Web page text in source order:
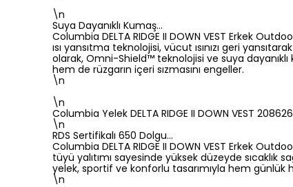
\n
Suya Dayanıklı Kumaş…
Columbia DELTA RIDGE II DOWN VEST Erkek
ısı yansıtma teknolojisi, vücut ısınızı geri
olarak, Omni-Shield™ teknolojisi ve suya
hem de rüzgarın içeri sızmasını engeller.
\n
\n
Columbia Yelek DELTA RIDGE II DOWN VEST
\n
RDS Sertifikalı 650 Dolgu…
Columbia DELTA RIDGE II DOWN VEST Erkek
tüyü yalıtımı sayesinde yüksek düzeyde
yelek, sportif ve konforlu tasarımıyla hem günlük
\n